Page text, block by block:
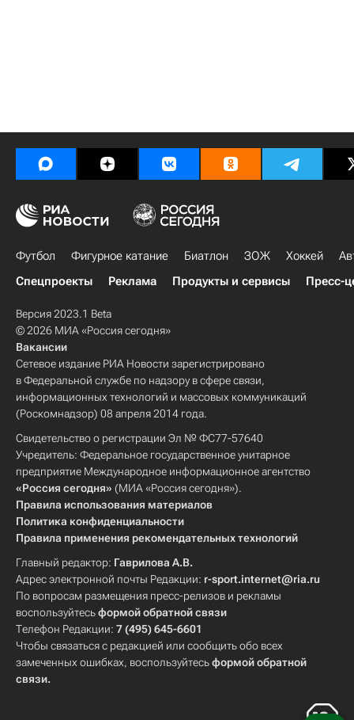
Футбол Фигурное катание Биатлон ЗОЖ Хоккей
Спецпроекты
Реклама Продукты и сервисы Пресс-
Версия 2023.1 Beta
© 2026 МИА «Россия сегодня»
Вакансии
Сетевое издание РИА Новости зарегистрировано
в Федеральной службе по надзору в сфере связи,
информационных технологий и массовых коммуникаций
(Роскомнадзор) 08 апреля 2014 года.
Свидетельство о регистрации Эл № ФС77-57640
Учредитель: Федеральное государственное унитарное
предприятие Международное информационное агентство
«Россия сегодня» (МИА «Россия сегодня»).
Правила использования материалов
Политика конфиденциальности
Правила применения рекомендательных технологий
Главный редактор: Гаврилова А.В.
Адрес электронной почты Редакции: r-sport.internet@ria.ru
По вопросам размещения пресс-релизов и рекламы
воспользуйтесьформой обратной связи
Телефон Редакции: 7 (495) 645-6601
Чтобы связаться с редакцией или сообщить обо всех
замеченных ошибках, воспользуйтесьформой обратной
связи.